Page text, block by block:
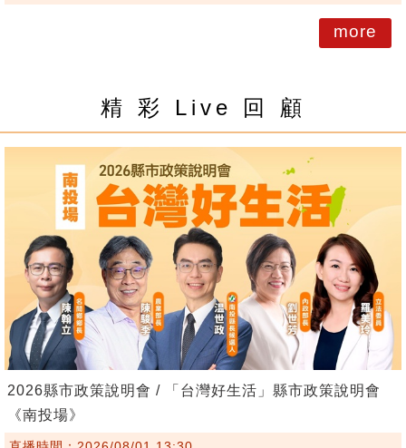
more
精 彩 Live 回 顧
2026縣市政策說明會 / 「台灣好生活」縣市政策說明會
《南投場》